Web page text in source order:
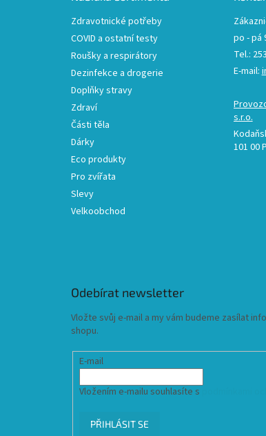
Zdravotnické potřeby
COVID a ostatní testy
Roušky a respirátory
Dezinfekce a drogerie
Doplňky stravy
Zdraví
Části těla
Dárky
Eco produkty
Pro zvířata
Slevy
Velkoobchod
po - pá
Tel.:
E-mail:
s.r.o.
101 00
Odebírat newsletter
Vložte svůj e-mail a my vám budeme zasílat
shopu.
E-mail
Vložením e-mailu souhlasíte s
PŘIHLÁSIT SE